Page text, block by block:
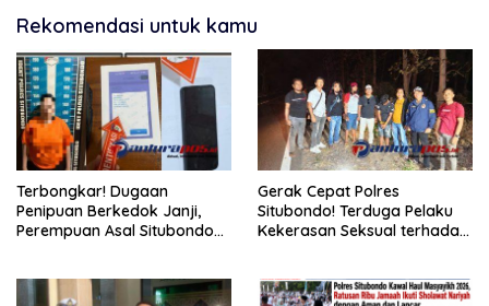
Rekomendasi untuk kamu
Terbongkar! Dugaan
Penipuan Berkedok Janji,
Perempuan Asal Situbondo
Gerak Cepat Polres
Situbondo! Terduga Pelaku
Kekerasan Seksual terhadap